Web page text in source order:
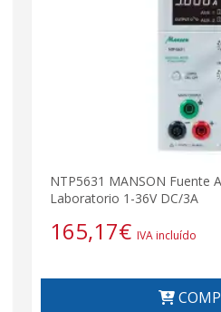
NTP5631 MANSON Fuente
Laboratorio 1-36V DC/3A
165,17€ IVA incluído